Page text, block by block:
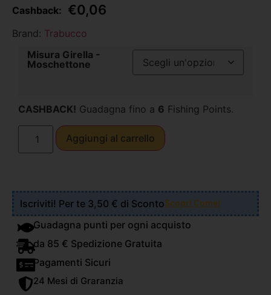
Cashback: €0,06
Brand: Trabucco
Misura Girella -
Moschettone
CASHBACK! Guadagna fino a 6 Fishing Points.
Aggiungi al carrello
Iscriviti! Per te 3,50 € di ScontoScopri Come!
Guadagna punti per ogni acquisto
da 85 € Spedizione Gratuita
Pagamenti Sicuri
24 Mesi di Graranzia